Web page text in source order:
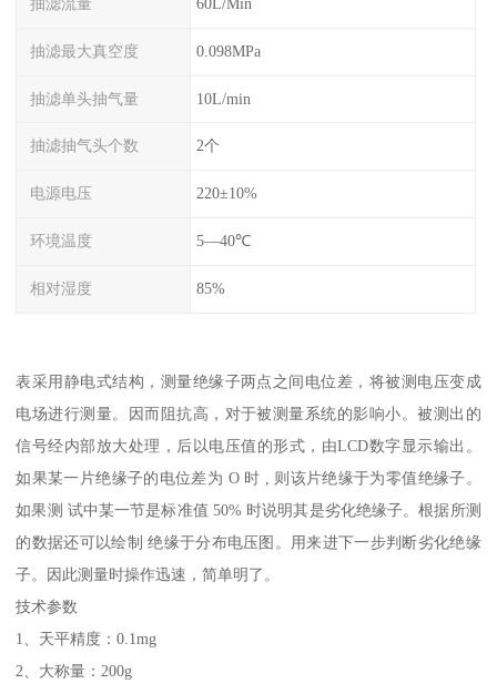
抽滤最大真空度 0.098MPa
抽滤单头抽气量 10L/min
抽滤抽气头个数 2个
电源电压 220±10%
环境温度 5—40℃
相对湿度 85%
表采用静电式结构，测量绝缘子两点之间电位差，将被测电压变成
电场进行测量。因而阻抗高，对于被测量系统的影响小。被测出的
信号经内部放大处理，后以电压值的形式，由LCD数字显示输出。
如果某一片绝缘子的电位差为 O 时 , 则该片绝缘于为零值绝缘子。
如果测 试中某一节是标准值 50% 时说明其是劣化绝缘子。根据所测
的数据还可以绘制 绝缘于分布电压图。用来进下一步判断劣化绝缘
子。因此测量时操作迅速，简单明了。
技术参数
1、天平精度：0.1mg
2、大称量：200g